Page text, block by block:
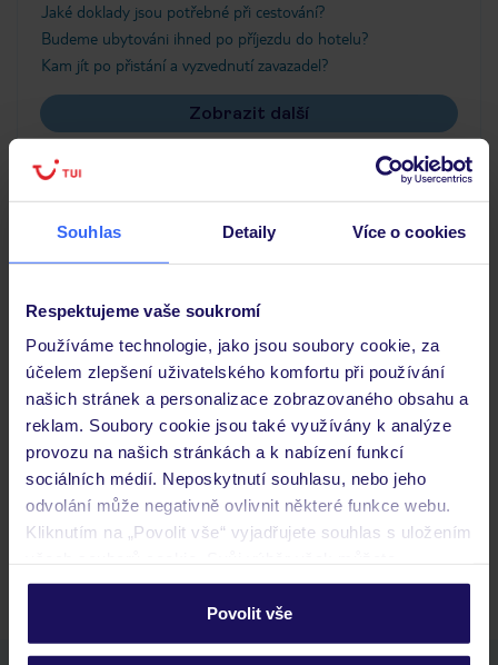
Souhlas Detaily Více o cookies
Respektujeme vaše soukromí
Používáme technologie, jako jsou soubory cookie, za
účelem zlepšení uživatelského komfortu při používání
našich stránek a personalizace zobrazovaného obsahu a
reklam. Soubory cookie jsou také využívány k analýze
provozu na našich stránkách a k nabízení funkcí
sociálních médií. Neposkytnutí souhlasu, nebo jeho
odvolání může negativně ovlivnit některé funkce webu.
Kliknutím na „Povolit vše“ vyjadřujete souhlas s uložením
personalizovat v sekci „Personalizace“.
Podrobné informace o souborech cookie naleznete v
Povolit vše
Jaké doklady jsou potřebné při cestování?
Budeme ubytováni ihned po příjezdu do hotelu?
Kam jít po přistání a vyzvednutí zavazadel?
Zobrazit další
Objevte další hotely v okolí
Hotel Mendi
ŘECKO CHALKIDIKI KALANDRA / KASANDRA
19 297 Kč/os.